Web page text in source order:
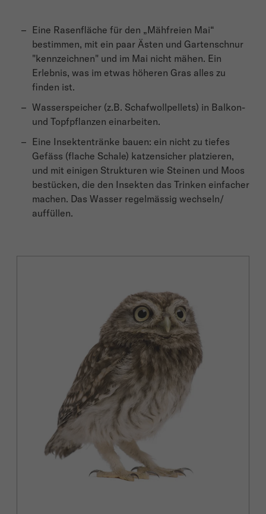
Eine Rasenfläche für den „Mähfreien Mai“
bestimmen, mit ein paar Ästen und Gartenschnur
"kennzeichnen" und im Mai nicht mähen. Ein
Erlebnis, was im etwas höheren Gras alles zu
finden ist.
Wasserspeicher (z.B. Schafwollpellets) in Balkon-
und Topfpflanzen einarbeiten.
Eine Insektentränke bauen: ein nicht zu tiefes
Gefäss (flache Schale) katzensicher platzieren,
und mit einigen Strukturen wie Steinen und Moos
bestücken, die den Insekten das Trinken einfacher
machen. Das Wasser regelmässig wechseln/
auffüllen.